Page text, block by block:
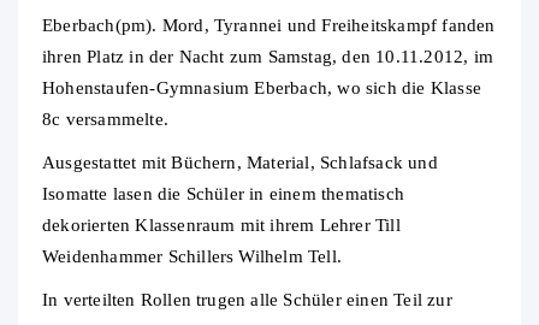
Eberbach(pm). Mord, Tyrannei und Freiheitskampf fanden
ihren Platz in der Nacht zum Samstag, den 10.11.2012, im
Hohenstaufen-Gymnasium Eberbach, wo sich die Klasse
8c versammelte.
Ausgestattet mit Büchern, Material, Schlafsack und
Isomatte lasen die Schüler in einem thematisch
dekorierten Klassenraum mit ihrem Lehrer Till
Weidenhammer Schillers Wilhelm Tell.
In verteilten Rollen trugen alle Schüler einen Teil zur